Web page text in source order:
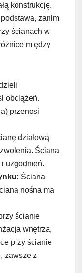
konstrukcję.
zanim
ścianach w
między
obciążeń.
przenosi
działową
Ściana
uzgodnień.
Ściana
nośna ma
ścianie
wnętrza,
przy ścianie
zawsze z